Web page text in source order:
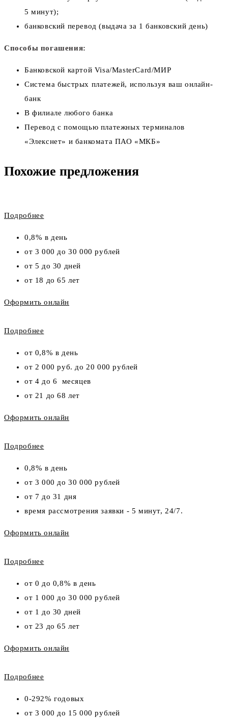
5 минут);
банковский перевод (выдача за 1 банковский день)
Способы погашения:
Банковской картой Visa/MasterCard/МИР
Система быстрых платежей, используя ваш онлайн-
банк
В филиале любого банка
Перевод с помощью платежных терминалов
«Элекснет» и банкомата ПАО «МКБ»
Похожие предложения
Подробнее
0,8% в день
от 3 000 до 30 000 рублей
от 5 до 30 дней
от 18 до 65 лет
Оформить онлайн
Подробнее
от 0,8% в день
от 2 000 руб. до 20 000 рублей
от 4 до 6 месяцев
от 21 до 68 лет
Оформить онлайн
Подробнее
0,8% в день
от 3 000 до 30 000 рублей
от 7 до 31 дня
время рассмотрения заявки - 5 минут, 24/7.
Оформить онлайн
Подробнее
от 0 до 0,8% в день
от 1 000 до 30 000 рублей
от 1 до 30 дней
от 23 до 65 лет
Оформить онлайн
Подробнее
0-292% годовых
от 3 000 до 15 000 рублей